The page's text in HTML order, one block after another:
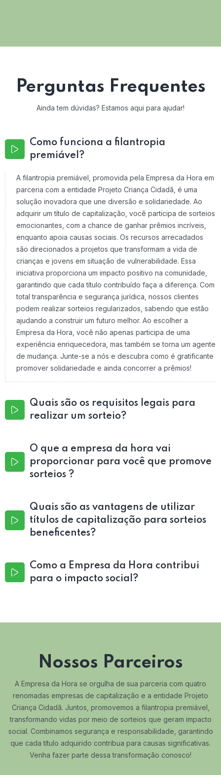
Perguntas Frequentes
Ainda tem dúvidas? Estamos aqui para ajudar!
Como funciona a filantropia
premiável?
A filantropia premiável, promovida pela Empresa da Hora em
parceria com a entidade Projeto Criança Cidadã, é uma
solução inovadora que une diversão e solidariedade. Ao
adquirir um título de capitalização, você participa de sorteios
emocionantes, com a chance de ganhar prêmios incríveis,
enquanto apoia causas sociais. Os recursos arrecadados
são direcionados a projetos que transformam a vida de
crianças e jovens em situação de vulnerabilidade. Essa
iniciativa proporciona um impacto positivo na comunidade,
garantindo que cada título contribuído faça a diferença. Com
total transparência e segurança jurídica, nossos clientes
podem realizar sorteios regularizados, sabendo que estão
ajudando a construir um futuro melhor. Ao escolher a
Empresa da Hora, você não apenas participa de uma
experiência enriquecedora, mas também se torna um agente
de mudança. Junte-se a nós e descubra como é gratificante
promover solidariedade e ainda concorrer a prêmios!
Quais são os requisitos legais para
realizar um sorteio?
O que a empresa da hora vai
proporcionar para você que promove
sorteios ?
Quais são as vantagens de utilizar
títulos de capitalização para sorteios
beneficentes?
Como a Empresa da Hora contribui
para o impacto social?
Nossos Parceiros
A Empresa da Hora se orgulha de sua parceria com quatro
renomadas empresas de capitalização e a entidade Projeto
Criança Cidadã. Juntos, promovemos a filantropia premiável,
transformando vidas por meio de sorteios que geram impacto
social. Combinamos segurança e responsabilidade, garantindo
que cada título adquirido contribua para causas significativas.
Venha fazer parte dessa transformação conosco!